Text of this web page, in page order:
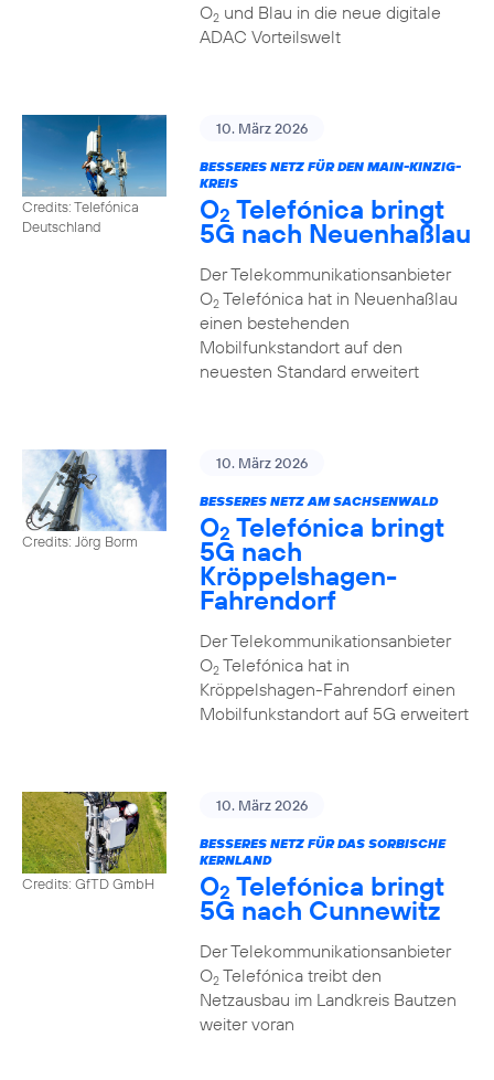
O2und Blau in die neue digitale
ADAC Vorteilswelt
Credits: Telefónica
Deutschland
10. März 2026
BESSERES NETZ FÜR DEN MAIN-KINZIG-
KREIS
O2 Telefónica bringt
5G nach Neuenhaßlau
Der Telekommunikationsanbieter
O2Telefónica hat in Neuenhaßlau
einen bestehenden
Mobilfunkstandort auf den
neuesten Standard erweitert
Credits: Jörg Borm
10. März 2026
BESSERES NETZ AM SACHSENWALD
O2 Telefónica bringt
5G nach
Kröppelshagen-
Fahrendorf
Der Telekommunikationsanbieter
O2Telefónica hat in
Kröppelshagen-Fahrendorf einen
Mobilfunkstandort auf 5G erweitert
Credits: GfTD GmbH
10. März 2026
BESSERES NETZ FÜR DAS SORBISCHE
KERNLAND
O2 Telefónica bringt
5G nach Cunnewitz
Der Telekommunikationsanbieter
O2Telefónica treibt den
Netzausbau im Landkreis Bautzen
weiter voran